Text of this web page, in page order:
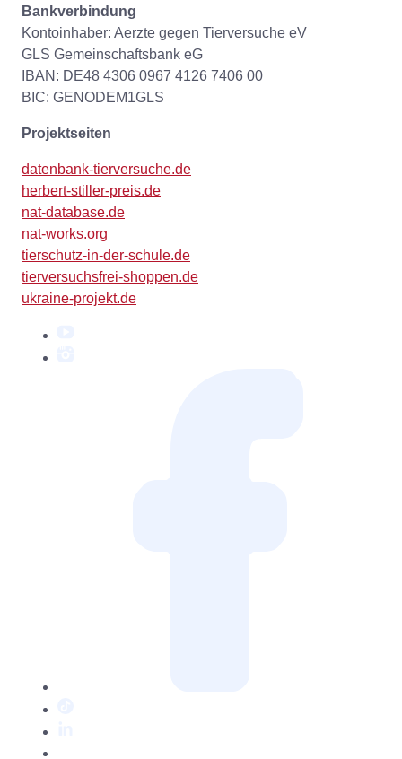
Bankverbindung
Kontoinhaber: Aerzte gegen Tierversuche eV
GLS Gemeinschaftsbank eG
IBAN: DE48 4306 0967 4126 7406 00
BIC: GENODEM1GLS
Projektseiten
datenbank-tierversuche.de
herbert-stiller-preis.de
nat-database.de
nat-works.org
tierschutz-in-der-schule.de
tierversuchsfrei-shoppen.de
ukraine-projekt.de